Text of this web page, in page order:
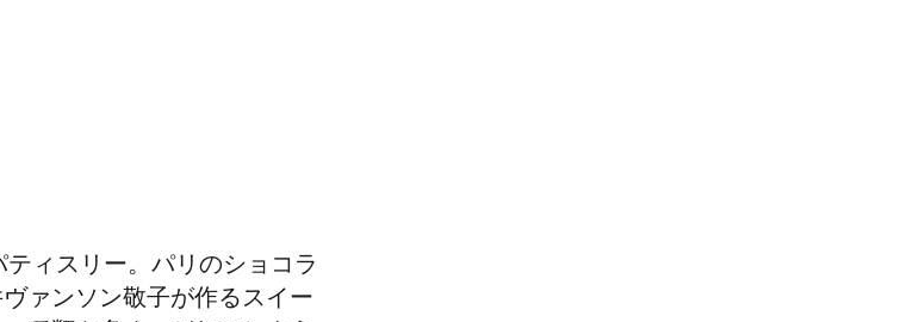
ィスリー。パリのショコラ
ァンソン敬子が作るスイー